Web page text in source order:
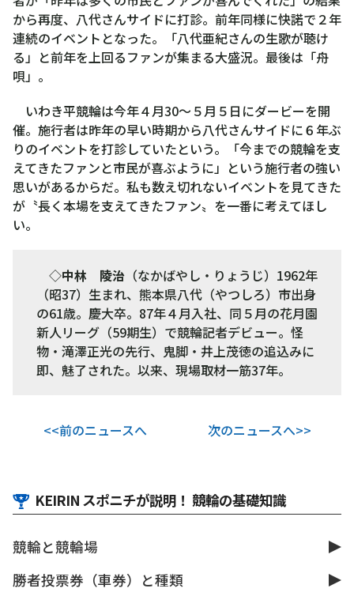
から再度、八代さんサイドに打診。前年同様に快諾で２年
連続のイベントとなった。「八代亜紀さんの生歌が聴け
る」と前年を上回るファンが集まる大盛況。最後は「舟
唄」。
いわき平競輪は今年４月30～５月５日にダービーを開
催。施行者は昨年の早い時期から八代さんサイドに６年ぶ
りのイベントを打診していたという。「今までの競輪を支
えてきたファンと市民が喜ぶように」という施行者の強い
思いがあるからだ。私も数え切れないイベントを見てきた
が〝長く本場を支えてきたファン〟を一番に考えてほし
い。
◇中林 陵治 （なかばやし・りょうじ）1962年
（昭37）生まれ、熊本県八代（やつしろ）市出身
の61歳。慶大卒。87年４月入社、同５月の花月園
新人リーグ（59期生）で競輪記者デビュー。怪
物・滝澤正光の先行、鬼脚・井上茂徳の追込みに
即、魅了された。以来、現場取材一筋37年。
<<前のニュースへ 次のニュースへ>>
KEIRIN スポニチが説明！ 競輪の基礎知識
競輪と競輪場
勝者投票券（車券）と種類